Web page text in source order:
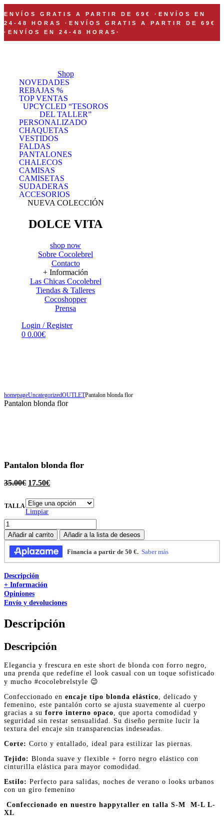
ENVÍOS GRATIS A PARTIR DE 69€ · ENVÍOS EN
24-48 HORAS · ENVÍOS GRATIS A PARTIR DE 69€
· ENVÍOS EN 24-48 HORAS ·
Shop
NOVEDADES
REBAJAS %
TOP VENTAS
UPCYCLED “TESOROS
DEL TALLER”
PERSONALIZADO
CHAQUETAS
VESTIDOS
FALDAS
PANTALONES
CHALECOS
CAMISAS
CAMISETAS
SUDADERAS
ACCESORIOS
NUEVA COLECCIÓN
DOLCE VITA
shop now
Sobre Cocolebrel
Contacto
+ Información
Las Chicas Cocolebrel
Tiendas & Talleres
Cocoshopper
Prensa
Menu
Login / Register
0 0.00€
homepageUncategorizedOUTLETPantalon blonda flor
Pantalon blonda flor
Pantalon blonda flor
35.00€ 17.50€
TALLA
Limpiar
Pantalon
blonda
flor
cantidad
Añadir al carrito Añadir a la lista de deseos
Descripción
+ Información
Opiniones
Envío y devoluciones
Descripción
Descripción
Elegancia y frescura en este short de blonda con forro negro,
una prenda que redefine el look casual con un toque sofisticado
y mucho #cocolebrelstyle 😉
Confeccionado en encaje tipo blonda elástico, delicado y
femenino, este pantalón corto se ajusta suavemente al cuerpo
gracias a su forro interno opaco, que aporta comodidad y
seguridad sin restar sensualidad. Su diseño permite lucir la
textura del encaje sin transparencias indeseadas.
Corte: Corto y entallado, ideal para estilizar las piernas.
Tejido: Blonda suave y flexible + forro negro elástico con
cinturilla elástica para mayor comodidad.
Estilo: Perfecto para salidas, noches de verano o looks urbanos
con un giro femenino
Confeccionado en nuestro happytaller en talla S-M M-L L-
XL